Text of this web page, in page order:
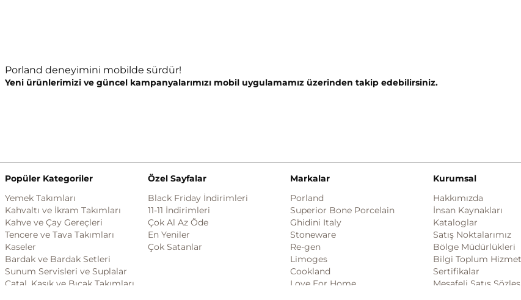
Porland deneyimini mobilde sürdür!
Yeni ürünlerimizi ve güncel kampanyalarımızı mobil uygulamamız üzerinden takip edebilirsiniz.
Popüler Kategoriler
Yemek Takımları
Kahvaltı ve İkram Takımları
Kahve ve Çay Gereçleri
Tencere ve Tava Takımları
Kaseler
Bardak ve Bardak Setleri
Sunum Servisleri ve Suplalar
Çatal, Kaşık ve Bıçak Takımları
Markalar
Porland
Superior Bone Porcelain
Ghidini Italy
Stoneware
Re-gen
Limoges
Cookland
Love For Home
Kurumsal
Hakkımızda
İnsan Kaynakları
Kataloglar
Satış Noktalarımız
Bölge Müdürlükleri
Bilgi Toplum
Sertifikalar
Mesafeli Satış
Özel Sayfalar
Black Friday İndirimleri
11-11 İndirimleri
Çok Al Az Öde
En Yeniler
Çok Satanlar